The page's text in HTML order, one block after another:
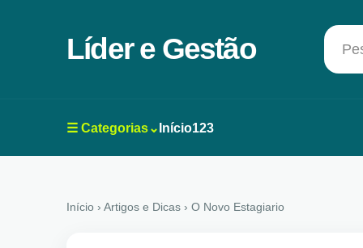
Líder e Gestão
☰ Categorias⌄ Início123
Início › Artigos e Dicas › O Novo Estagiario